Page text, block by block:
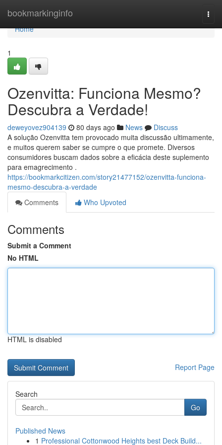
bookmarkinginfo
Home
Home
1
Ozenvitta: Funciona Mesmo?
Descubra a Verdade!
deweyovez904139 80 days ago News
Discuss
A solução Ozenvitta tem provocado muita discussão ultimamente,
e muitos querem saber se cumpre o que promete. Diversos
consumidores buscam dados sobre a eficácia deste suplemento
para emagrecimento .
https://bookmarkcitizen.com/story21477152/ozenvitta-funciona-
mesmo-descubra-a-verdade
Comments
Who Upvoted
Comments
Submit a Comment
No HTML
HTML is disabled
Report Page
Search
Go
Published News
1 Professional Cottonwood Heights best Deck Build...